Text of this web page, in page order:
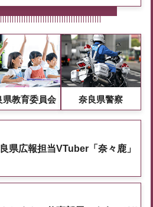
県教育委員会 奈良県警察
県広報担当VTuber「奈々鹿」